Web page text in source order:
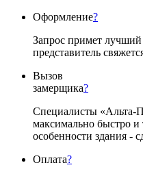
Оформление?
Запрос примет
представитель
Вызов
замерщика?
Специалисты «Альта-
максимально быстро и
особенности здания -
Оплата?